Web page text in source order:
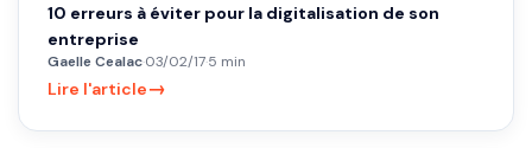
10 erreurs à éviter pour la digitalisation de son
entreprise
Gaelle Cealac·03/02/17·5 min
Lire l'article→